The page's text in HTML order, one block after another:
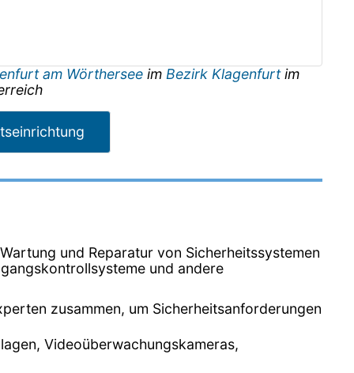
am Wörthersee im Bezirk Klagenfurtim
und Reparatur von Sicherheitssystemen
und andere
zusammen, um Sicherheitsanforderungen
Videoüberwachungskameras,